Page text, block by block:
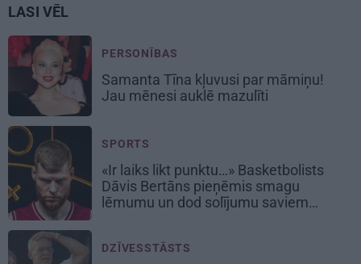
LASI VĒL
PERSONĪBAS
Samanta Tīna kļuvusi par māmiņu!
Jau mēnesi auklē mazulīti
SPORTS
«Ir laiks likt punktu…» Basketbolists
Dāvis Bertāns pieņēmis smagu
lēmumu un dod solījumu saviem
DZĪVESSTĀSTS